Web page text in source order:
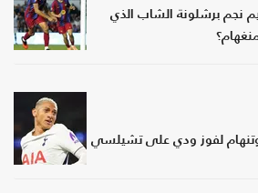
نجم برشلونة الشاب الذي
لفوز ودي على تشيلسي